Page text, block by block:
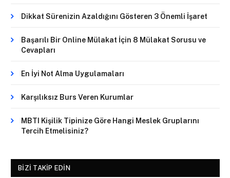
Dikkat Sürenizin Azaldığını Gösteren 3 Önemli İşaret
Başarılı Bir Online Mülakat İçin 8 Mülakat Sorusu ve
Cevapları
En İyi Not Alma Uygulamaları
Karşılıksız Burs Veren Kurumlar
MBTI Kişilik Tipinize Göre Hangi Meslek Gruplarını
Tercih Etmelisiniz?
BIZI TAKIP EDIN